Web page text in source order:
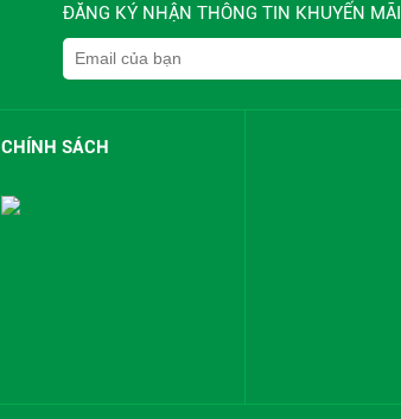
ĐĂNG KÝ NHẬN THÔNG TIN KHUYẾN MÃI
CHÍNH SÁCH